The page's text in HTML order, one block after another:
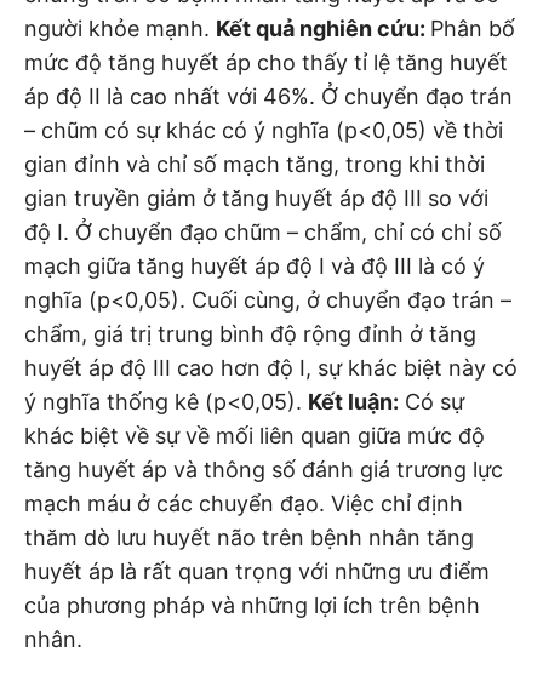
người khỏe mạnh. Kết quả nghiên cứu: Phân bố
mức độ tăng huyết áp cho thấy tỉ lệ tăng huyết
áp độ II là cao nhất với 46%. Ở chuyển đạo trán
– chũm có sự khác có ý nghĩa (p<0,05) về thời
gian đỉnh và chỉ số mạch tăng, trong khi thời
gian truyền giảm ở tăng huyết áp độ III so với
độ I. Ở chuyển đạo chũm – chẩm, chỉ có chỉ số
mạch giữa tăng huyết áp độ I và độ III là có ý
nghĩa (p<0,05). Cuối cùng, ở chuyển đạo trán –
chẩm, giá trị trung bình độ rộng đỉnh ở tăng
huyết áp độ III cao hơn độ I, sự khác biệt này có
ý nghĩa thống kê (p<0,05). Kết luận: Có sự
khác biệt về sự về mối liên quan giữa mức độ
tăng huyết áp và thông số đánh giá trương lực
mạch máu ở các chuyển đạo. Việc chỉ định
thăm dò lưu huyết não trên bệnh nhân tăng
huyết áp là rất quan trọng với những ưu điểm
của phương pháp và những lợi ích trên bệnh
nhân.